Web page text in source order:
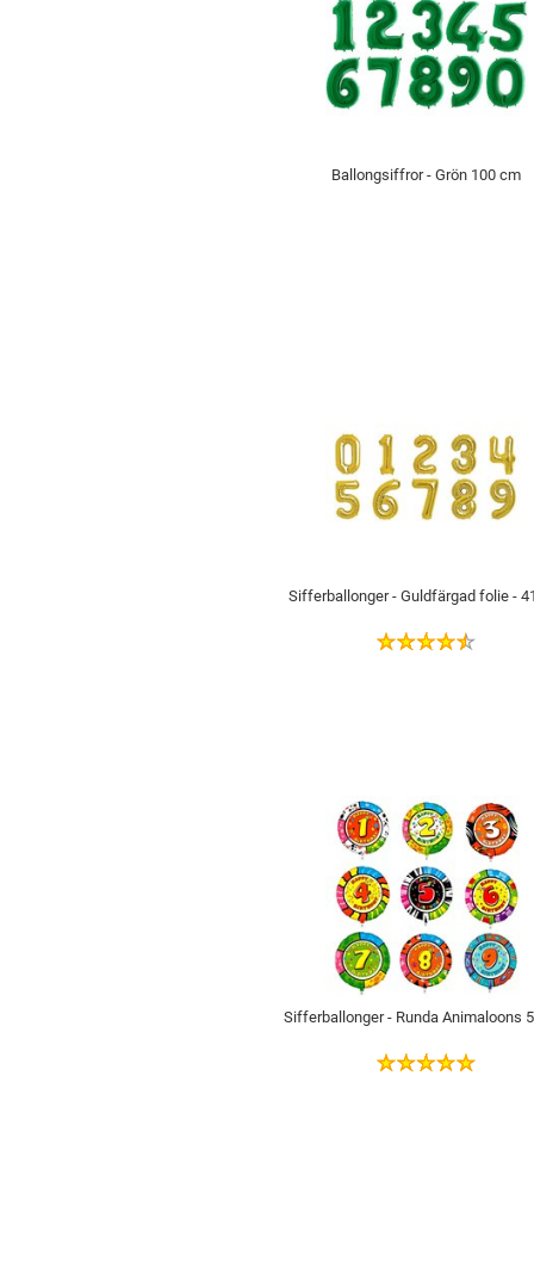
Ballongsiffror - Grön 100 cm
Sifferballonger - Guldfärgad folie -
Sifferballonger - Runda Animaloons